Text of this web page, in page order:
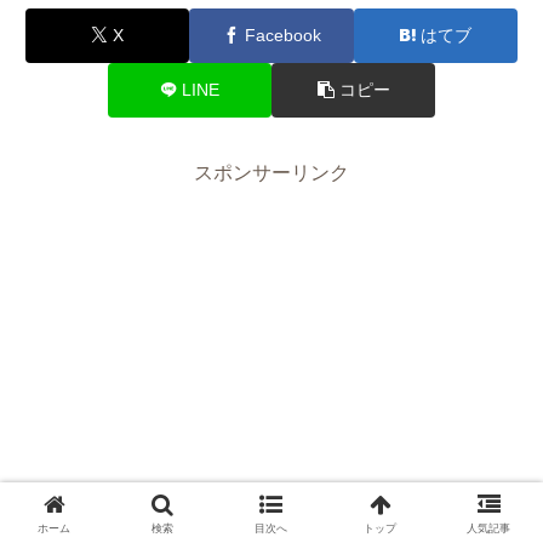
X Facebook はてブ
LINE コピー
スポンサーリンク
ホーム 検索 目次へ トップ 人気記事